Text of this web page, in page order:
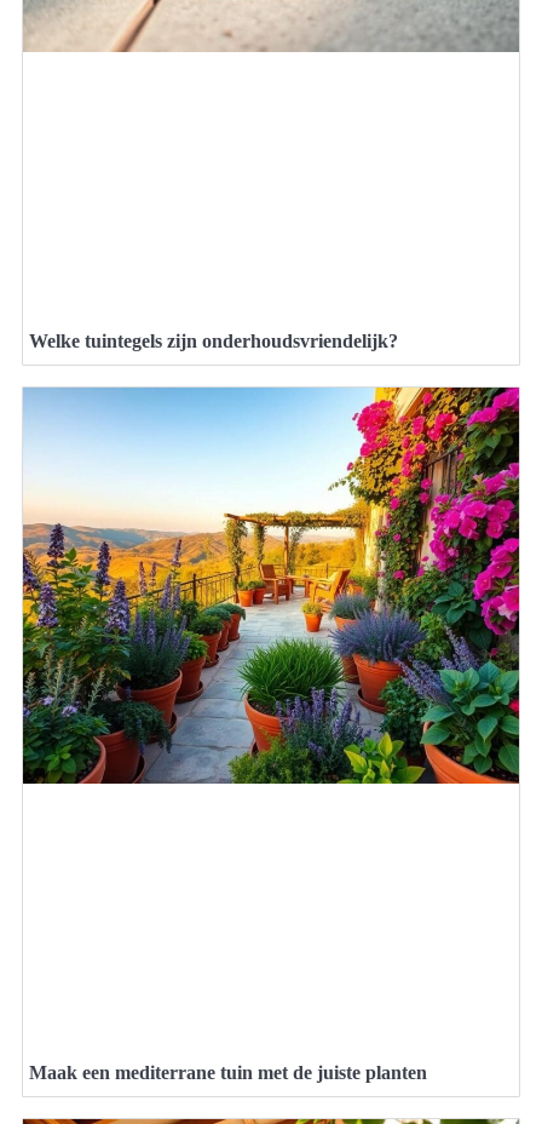
Welke tuintegels zijn onderhoudsvriendelijk?
Maak een mediterrane tuin met de juiste planten